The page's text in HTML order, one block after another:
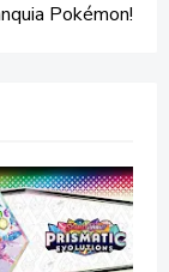
Pokémon!